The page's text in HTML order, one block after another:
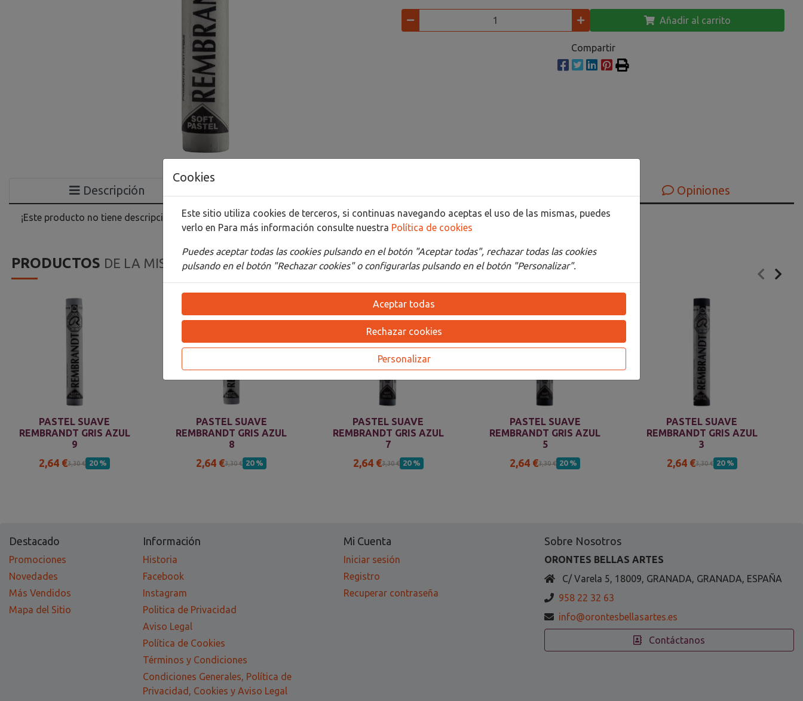
Añadir al carrito
Compartir
Descripción Opiniones
¡Este producto no tiene descripción!
PRODUCTOS DE LA MISMA CATEGORIA
PASTEL SUAVE
REMBRANDT GRIS AZUL
9
2,64 €3,30 € 20 %
PASTEL SUAVE
REMBRANDT GRIS AZUL
8
2,64 €3,30 € 20 %
PASTEL SUAVE
REMBRANDT GRIS AZUL
7
2,64 €3,30 € 20 %
PASTEL SUAVE
REMBRANDT GRIS AZUL
5
2,64 €3,30 € 20 %
PASTEL SUAVE
REMBRANDT GRIS AZUL
3
2,64 €3,30 € 20 %
Destacado
Promociones
Novedades
Más Vendidos
Mapa del Sitio
Información
Historia
Facebook
Instagram
Politica de Privacidad
Aviso Legal
Política de Cookies
Términos y Condiciones
Condiciones Generales, Política de
Privacidad, Cookies y Aviso Legal
Mi Cuenta
Iniciar sesión
Registro
Recuperar contraseña
Sobre Nosotros
ORONTES BELLAS ARTES
C/ Varela 5, 18009, GRANADA, GRANADA, ESPAÑA
958 22 32 63
info@orontesbellasartes.es
Contáctanos
Cookies
Este sitio utiliza cookies de terceros, si continuas navegando aceptas el uso de las mismas, puedes
verlo en Para más información consulte nuestra Política de cookies
Puedes aceptar todas las cookies pulsando en el botón "Aceptar todas", rechazar todas las cookies
pulsando en el botón "Rechazar cookies" o configurarlas pulsando en el botón "Personalizar".
Aceptar todas
Rechazar cookies
Personalizar